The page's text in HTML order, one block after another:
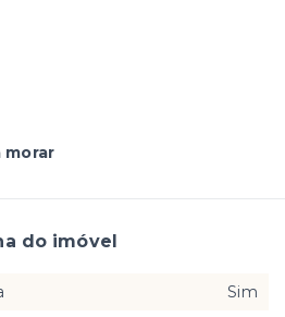
morar
do imóvel
Sim